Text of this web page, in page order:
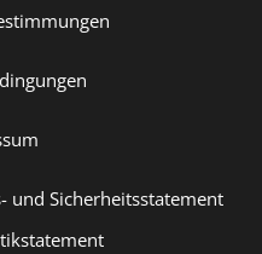
und Sicherheitsstatement